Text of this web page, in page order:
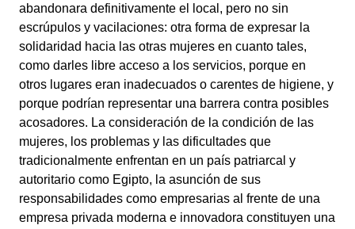
abandonara definitivamente el local, pero no sin
escrúpulos y vacilaciones: otra forma de expresar la
solidaridad hacia las otras mujeres en cuanto tales,
como darles libre acceso a los servicios, porque en
otros lugares eran inadecuados o carentes de higiene, y
porque podrían representar una barrera contra posibles
acosadores. La consideración de la condición de las
mujeres, los problemas y las dificultades que
tradicionalmente enfrentan en un país patriarcal y
autoritario como Egipto, la asunción de sus
responsabilidades como empresarias al frente de una
empresa privada moderna e innovadora constituyen una